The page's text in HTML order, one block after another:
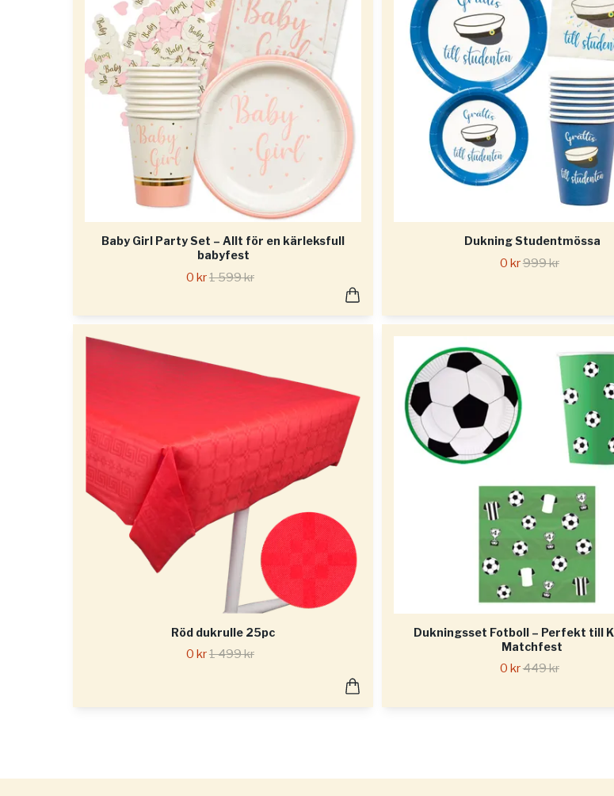
Baby Girl Party Set – Allt för en kärleksfull
babyfest
0 kr1 599 kr
Dukning Studentmössa
0 kr999 kr
Röd dukrulle 25pc
0 kr1 499 kr
Dukningsset Fotboll – Perfekt till
Matchfest
0 kr449 kr